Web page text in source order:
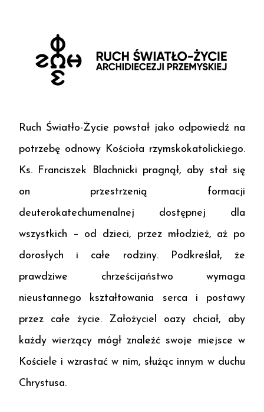
Ruch Światło-Życie powstał jako odpowiedź na
potrzebę odnowy Kościoła rzymskokatolickiego.
Ks. Franciszek Blachnicki pragnął, aby stał się
on przestrzenią formacji
deuterokatechumenalnej dostępnej dla
wszystkich – od dzieci, przez młodzież, aż po
dorosłych i całe rodziny. Podkreślał, że
prawdziwe chrześcijaństwo wymaga
nieustannego kształtowania serca i postawy
przez całe życie. Założyciel oazy chciał, aby
każdy wierzący mógł znaleźć swoje miejsce w
Kościele i wzrastać w nim, służąc innym w duchu
Chrystusa.